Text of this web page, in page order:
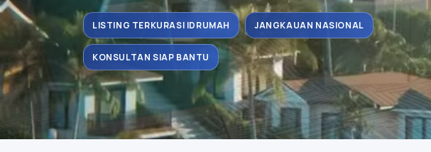
LISTING TERKURASI IDRUMAH JANGKAUAN NASIONAL
KONSULTAN SIAP BANTU